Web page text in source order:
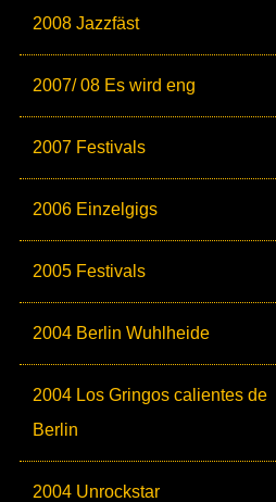
2008 Jazzfäst
2007/ 08 Es wird eng
2007 Festivals
2006 Einzelgigs
2005 Festivals
2004 Berlin Wuhlheide
2004 Los Gringos calientes de
Berlin
2004 Unrockstar